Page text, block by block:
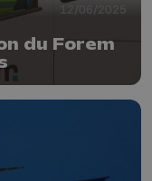
12/06/2025
du Forem